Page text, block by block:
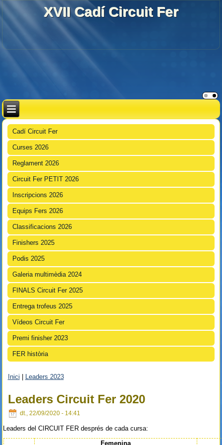
XVII Cadí Circuit Fer
Cadí Circuit Fer
Curses 2026
Reglament 2026
Circuit Fer PETIT 2026
Inscripcions 2026
Equips Fers 2026
Classificacions 2026
Finishers 2025
Podis 2025
Galeria multimèdia 2024
FINALS Circuit Fer 2025
Entrega trofeus 2025
Vídeos Circuit Fer
Premi finisher 2023
FER història
Inici Leaders 2023
Leaders Circuit Fer 2020
dt., 22/09/2020 - 14:41
Leaders del CIRCUIT FER després de cada cursa:
Femenina